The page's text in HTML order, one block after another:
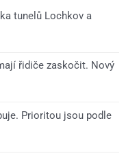
tunelů Lochkov a
řidiče zaskočit. Nový
Prioritou jsou podle